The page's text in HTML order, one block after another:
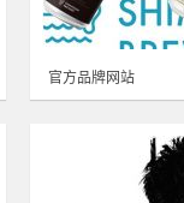
官方品牌网站